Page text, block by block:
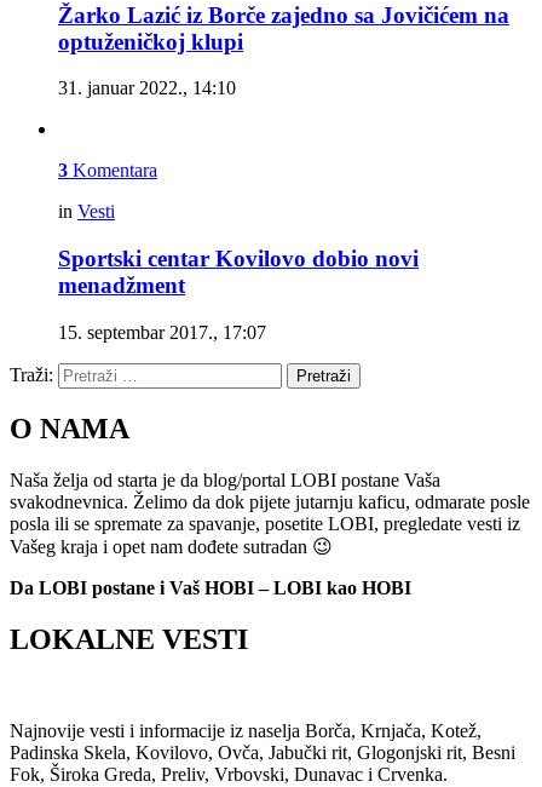
Žarko Lazić iz Borče zajedno sa Jovičićem na
optuženičkoj klupi
31. januar 2022., 14:10
3 Komentara
in Vesti
Sportski centar Kovilovo dobio novi
menadžment
15. septembar 2017., 17:07
Traži: Pretraži
O NAMA
Naša želja od starta je da blog/portal LOBI postane Vaša
svakodnevnica. Želimo da dok pijete jutarnju kaficu, odmarate posle
posla ili se spremate za spavanje, posetite LOBI, pregledate vesti iz
Vašeg kraja i opet nam dođete sutradan 😉
Da LOBI postane i Vaš HOBI – LOBI kao HOBI
LOKALNE VESTI
Najnovije vesti i informacije iz naselja Borča, Krnjača, Kotež,
Padinska Skela, Kovilovo, Ovča, Jabučki rit, Glogonjski rit, Besni
Fok, Široka Greda, Preliv, Vrbovski, Dunavac i Crvenka.